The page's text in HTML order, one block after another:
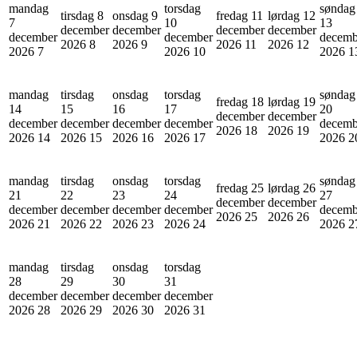
mandag
7
december
2026 7
tirsdag 8
december
2026 8
onsdag 9
december
2026 9
torsdag
10
december
2026 10
fredag 11
december
2026 11
lørdag 12
december
2026 12
søndag
13
2026
mandag
14
december
2026 14
tirsdag
15
december
2026 15
onsdag
16
december
2026 16
torsdag
17
december
2026 17
fredag 18
december
2026 18
lørdag 19
december
2026 19
søndag
20
2026
mandag
21
december
2026 21
tirsdag
22
december
2026 22
onsdag
23
december
2026 23
torsdag
24
december
2026 24
fredag 25
december
2026 25
lørdag 26
december
2026 26
søndag
27
2026
mandag
28
december
2026 28
tirsdag
29
december
2026 29
onsdag
30
december
2026 30
torsdag
31
december
2026 31